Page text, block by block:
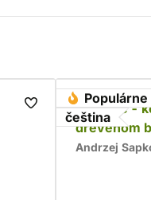
Populárne
čeština
Zaklínač -
drevenom
Andrzej